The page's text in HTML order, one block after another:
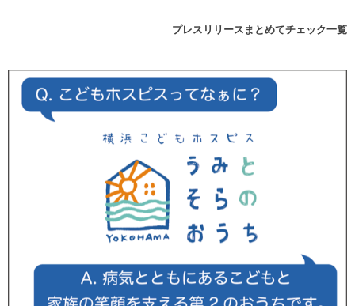
プレスリリースまとめてチェック一覧